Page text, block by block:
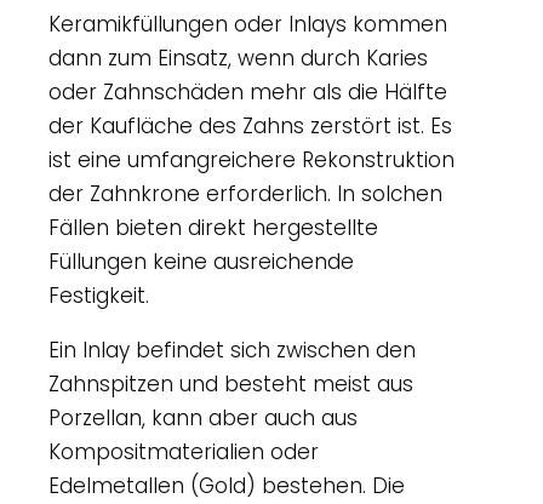
Keramikfüllungen oder Inlays kommen
dann zum Einsatz, wenn durch Karies
oder Zahnschäden mehr als die Hälfte
der Kaufläche des Zahns zerstört ist. Es
ist eine umfangreichere Rekonstruktion
der Zahnkrone erforderlich. In solchen
Fällen bieten direkt hergestellte
Füllungen keine ausreichende
Festigkeit.
Ein Inlay befindet sich zwischen den
Zahnspitzen und besteht meist aus
Porzellan, kann aber auch aus
Kompositmaterialien oder
Edelmetallen (Gold) bestehen. Die